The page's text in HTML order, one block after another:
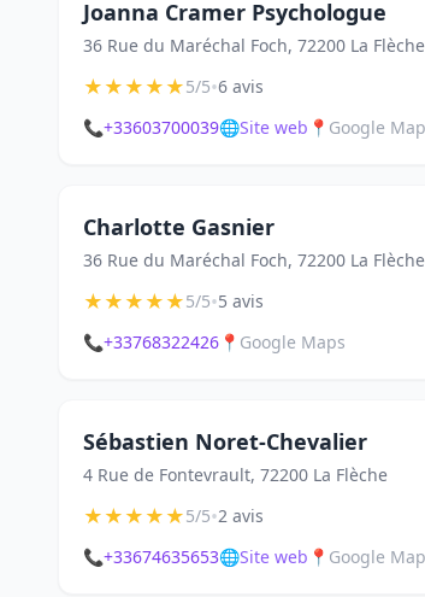
Joanna Cramer Psychologue
36 Rue du Maréchal Foch, 72200 La Flèche
★★★★★5/5•6 avis
📞+33603700039🌐Site web 📍 Google
Charlotte Gasnier
36 Rue du Maréchal Foch, 72200 La Flèche
★★★★★5/5•5 avis
📞+33768322426 📍 Google Maps
Sébastien Noret-Chevalier
4 Rue de Fontevrault, 72200 La Flèche
★★★★★5/5•2 avis
📞+33674635653🌐Site web 📍 Google